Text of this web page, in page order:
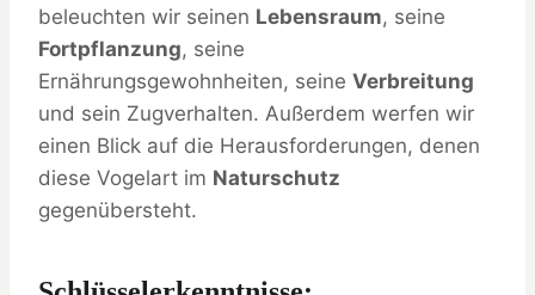
beleuchten wir seinen Lebensraum, seine
Fortpflanzung, seine
Ernährungsgewohnheiten, seine Verbreitung
und sein Zugverhalten. Außerdem werfen wir
einen Blick auf die Herausforderungen, denen
diese Vogelart im Naturschutz
gegenübersteht.